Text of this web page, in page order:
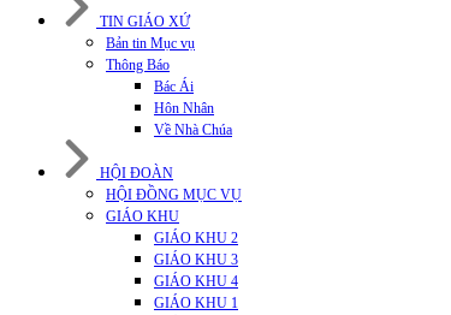
TIN GIÁO XỨ
Bản tin Mục vụ
Thông Báo
Bác Ái
Hôn Nhân
Về Nhà Chúa
HỘI ĐOÀN
HỘI ĐỒNG MỤC VỤ
GIÁO KHU
GIÁO KHU 2
GIÁO KHU 3
GIÁO KHU 4
GIÁO KHU 1